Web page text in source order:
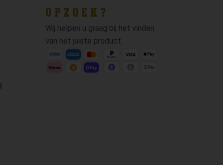
OPZOEK?
Wij helpen u graag bij het vinden
van het juiste product.